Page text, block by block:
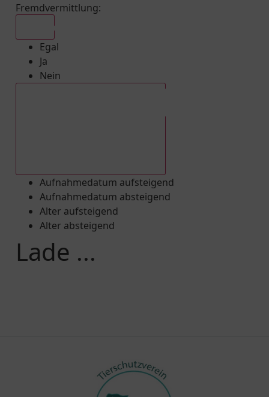
Fremdvermittlung:
Egal
Ja
Nein
Aufnahmedatum aufsteigend
Aufnahmedatum absteigend
Alter aufsteigend
Alter absteigend
Lade ...